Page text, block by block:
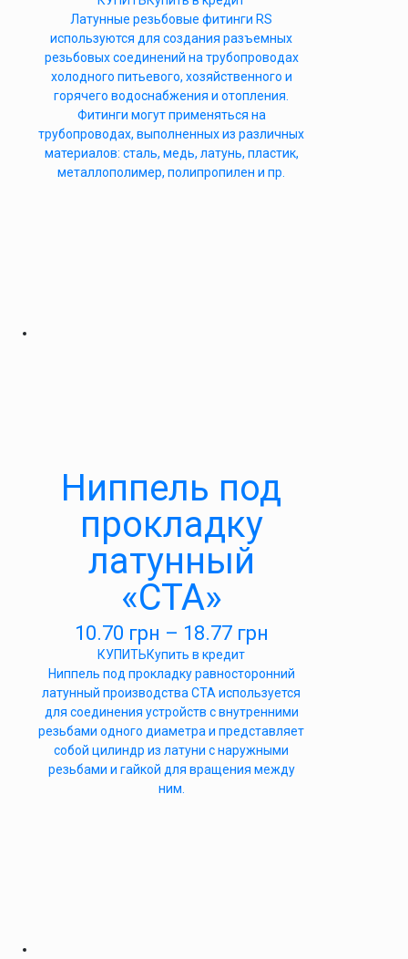
Латунные резьбовые фитинги RS
используются для создания разъемных
резьбовых соединений на трубопроводах
холодного питьевого, хозяйственного и
горячего водоснабжения и отопления.
Фитинги могут применяться на
трубопроводах, выполненных из различных
материалов: сталь, медь, латунь, пластик,
металлополимер, полипропилен и пр.
Ниппель под
прокладку
латунный
«СТА»
10.70 грн – 18.77 грн
КУПИТЬКупить в кредит
Ниппель под прокладку равносторонний
латунный производства СТА используется
для соединения устройств с внутренними
резьбами одного диаметра и представляет
собой цилиндр из латуни с наружными
резьбами и гайкой для вращения между
ним.